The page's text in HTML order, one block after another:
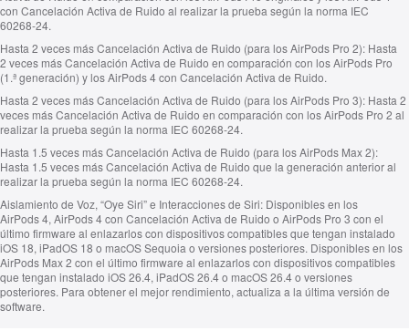
con Cancelación Activa de Ruido al realizar la prueba según la norma IEC
60268‑24.
Hasta 2 veces más Cancelación Activa de Ruido (para los AirPods Pro 2):Hasta
2 veces más Cancelación Activa de Ruido en comparación con los AirPods Pro
(1.ª generación) y los AirPods 4 con Cancelación Activa de Ruido.
Hasta 2 veces más Cancelación Activa de Ruido (para los AirPods Pro 3):Hasta 2
veces más Cancelación Activa de Ruido en comparación con los AirPods Pro 2 al
realizar la prueba según la norma IEC 60268‑24.
Hasta 1.5 veces más Cancelación Activa de Ruido (para los AirPods Max 2):
Hasta 1.5 veces más Cancelación Activa de Ruido que la generación anterior al
realizar la prueba según la norma IEC 60268‑24.
Aislamiento de Voz, “Oye Siri” e Interacciones de Siri:Disponibles en los
AirPods 4, AirPods 4 con Cancelación Activa de Ruido o AirPods Pro 3 con el
último firmware al enlazarlos con dispositivos compatibles que tengan instalado
iOS 18, iPadOS 18 o macOS Sequoia o versiones posteriores. Disponibles en los
AirPods Max 2 con el último firmware al enlazarlos con dispositivos compatibles
que tengan instalado iOS 26.4, iPadOS 26.4 o macOS 26.4 o versiones
posteriores. Para obtener el mejor rendimiento, actualiza a la última versión de
software.